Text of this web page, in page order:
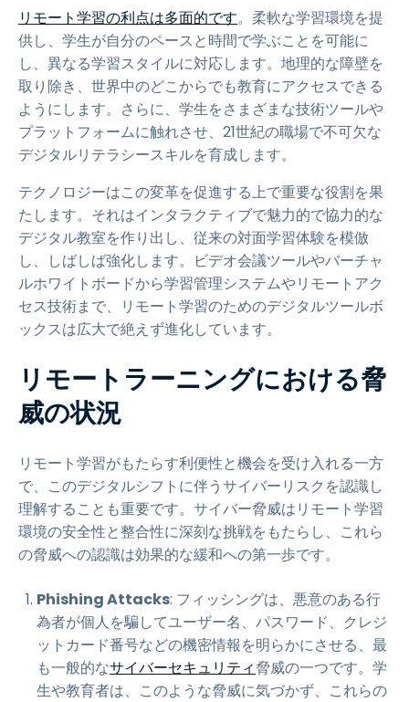
リモート学習の利点は多面的です。柔軟な学習環境を提
供し、学生が自分のペースと時間で学ぶことを可能に
し、異なる学習スタイルに対応します。地理的な障壁を
取り除き、世界中のどこからでも教育にアクセスできる
ようにします。さらに、学生をさまざまな技術ツールや
プラットフォームに触れさせ、21世紀の職場で不可欠な
デジタルリテラシースキルを育成します。
テクノロジーはこの変革を促進する上で重要な役割を果
たします。それはインタラクティブで魅力的で協力的な
デジタル教室を作り出し、従来の対面学習体験を模倣
し、しばしば強化します。ビデオ会議ツールやバーチャ
ルホワイトボードから学習管理システムやリモートアク
セス技術まで、リモート学習のためのデジタルツールボ
ックスは広大で絶えず進化しています。
リモートラーニングにおける脅
威の状況
リモート学習がもたらす利便性と機会を受け入れる一方
で、このデジタルシフトに伴うサイバーリスクを認識し
理解することも重要です。サイバー脅威はリモート学習
環境の安全性と整合性に深刻な挑戦をもたらし、これら
の脅威への認識は効果的な緩和への第一歩です。
Phishing Attacks: フィッシングは、悪意のある行
為者が個人を騙してユーザー名、パスワード、クレジ
ットカード番号などの機密情報を明らかにさせる、最
も一般的なサイバーセキュリティ脅威の一つです。学
生や教育者は、このような脅威に気づかず、これらの